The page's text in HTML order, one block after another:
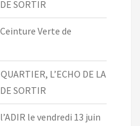
SORTIR
Verte de
L’ECHO DE LA
SORTIR
le vendredi 13 juin